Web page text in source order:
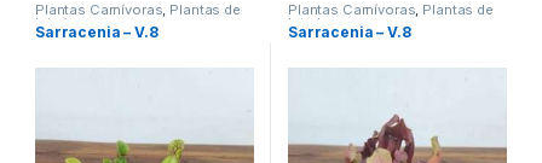
Plantas Carnívoras, Plantas de
Interior
Sarracenia – V.8
Plantas Carnívoras, Plantas de
Interior
Sarracenia – V.8